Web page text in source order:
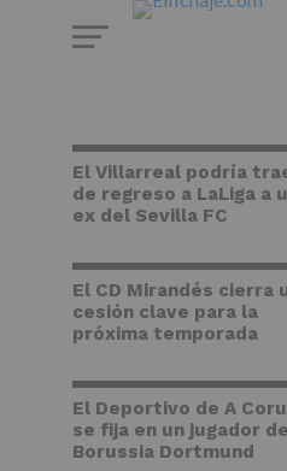
El Villarreal podría
de regreso a LaLiga a
ex del Sevilla FC
El CD Mirandés cierra
cesión clave para la
próxima temporada
El Deportivo de A
se fija en un jugador
Borussia Dortmund